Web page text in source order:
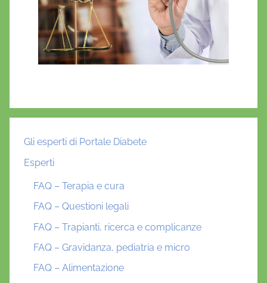
Gli esperti di Portale Diabete
Esperti
FAQ – Terapia e cura
FAQ – Questioni legali
FAQ – Trapianti, ricerca e complicanze
FAQ – Gravidanza, pediatria e micro
FAQ – Alimentazione